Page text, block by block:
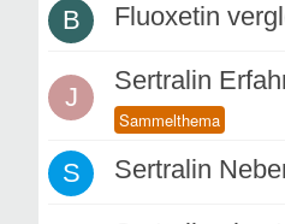
B Fluoxetin
J
Sertralin
S Sertralin